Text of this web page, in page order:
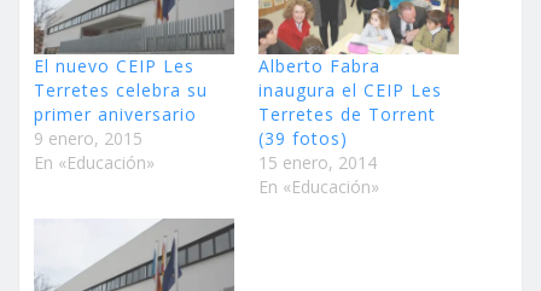
El nuevo CEIP Les
Terretes celebra su
primer aniversario
9 enero, 2015
En «Educación»
Alberto Fabra
inaugura el CEIP Les
Terretes de Torrent
(39 fotos)
15 enero, 2014
En «Educación»